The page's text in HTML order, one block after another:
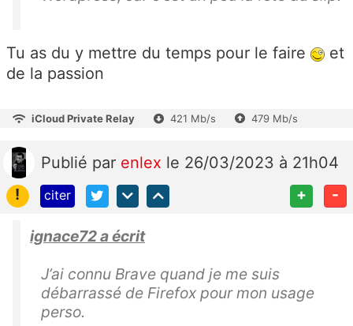
Tu as du y mettre du temps pour le faire
et
de la passion
iCloud Private Relay 421 Mb/s 479 Mb/s
Publié par enlex le 26/03/2023 à 21h04
!
citer + -
ignace72 a écrit
J’ai connu Brave quand je me suis
débarrassé de Firefox pour mon usage
perso.